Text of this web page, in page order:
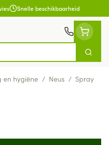
Snelle beschikbaarheid
Zoek
en hygiëne / Neus / Spray